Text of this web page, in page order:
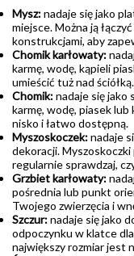
Mysz:nadaje się jako
miejsce. Można ją
konstrukcjami, aby
Chomik karłowaty:
karmę, wodę, kąpieli
umieścić tuż nad ściółką.
Chomik:nadaje się jako
karmę, wodę, piasek
nisko i łatwo dostępną.
Myszoskoczek:nadaje
dekoracji.
regularnie sprawdzaj,
Grzbiet karłowaty:
pośrednia lub punkt
Twojego zwierzęcia i
Szczur:nadaje się jako
odpoczynku w klatce
największy rozmiar jest